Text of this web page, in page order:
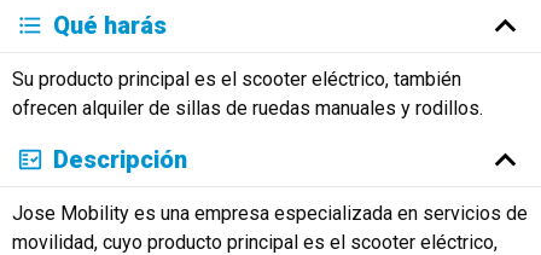
Deutsch English
Français
Italiano
Neerlandés
Русский
Qué harás
Su producto principal es el scooter eléctrico, también
ofrecen alquiler de sillas de ruedas manuales y rodillos.
Descripción
Jose Mobility es una empresa especializada en servicios de
movilidad, cuyo producto principal es el scooter eléctrico,